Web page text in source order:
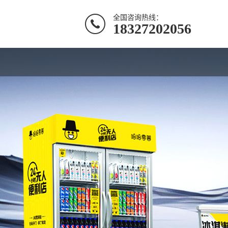
全国咨询热线：
18327202056